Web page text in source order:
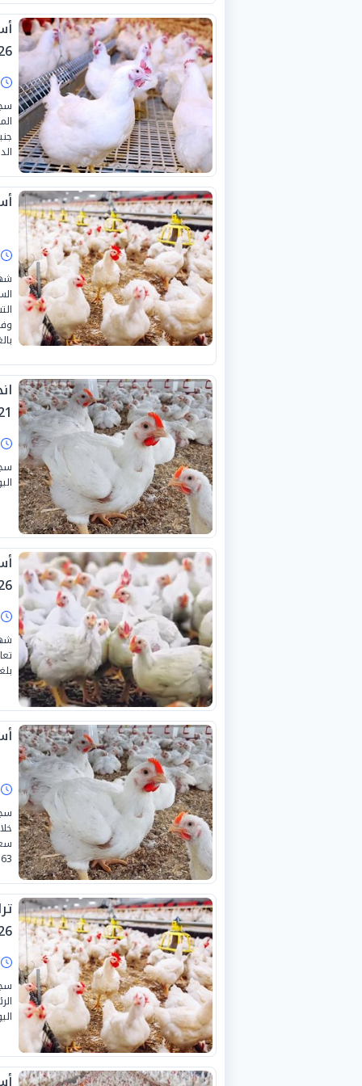
بلغت «3
63 جنيهًا» للكيلو الواحد داخل المزرعة.